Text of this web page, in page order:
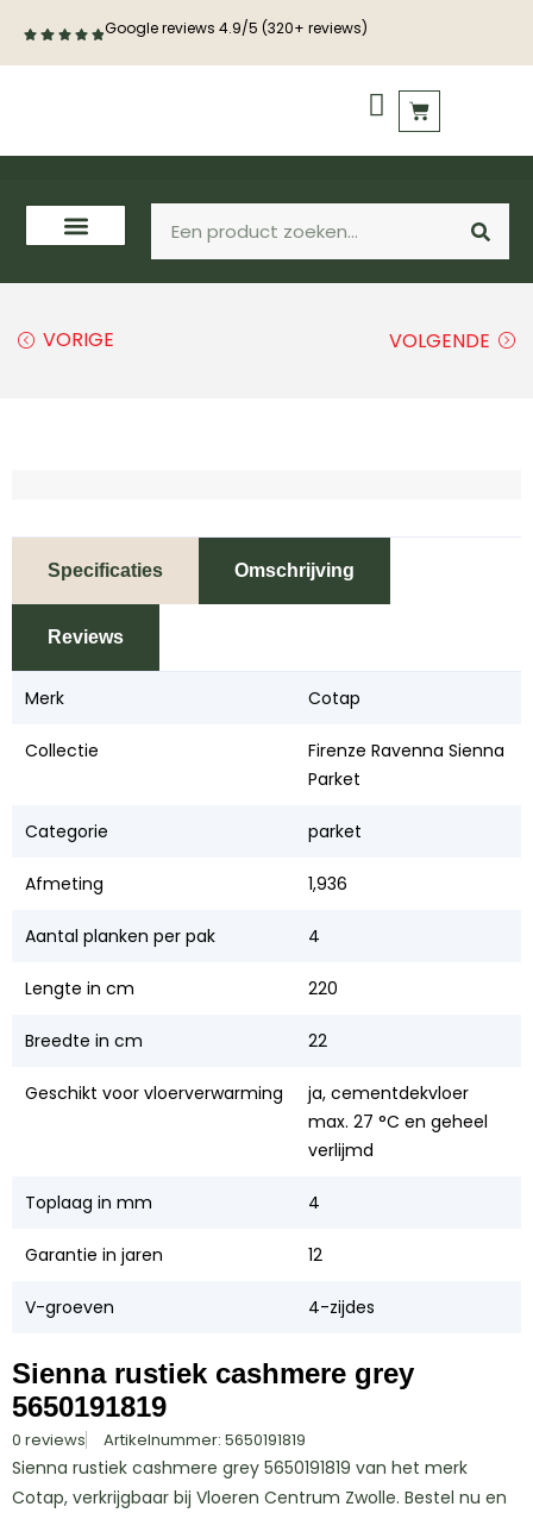
Google reviews 4.9/5 (320+ reviews)
VORIGE VOLGENDE
Specificaties Omschrijving
Reviews
Merk Cotap
Collectie
Firenze Ravenna Sienna
Parket
Categorie parket
Afmeting 1,936
Aantal planken per pak 4
Lengte in cm 220
Breedte in cm 22
Geschikt voor vloerverwarming
ja, cementdekvloer
max. 27 °C en geheel
verlijmd
Toplaag in mm 4
Garantie in jaren 12
V-groeven 4-zijdes
Sienna rustiek cashmere grey
5650191819
0 reviews Artikelnummer: 5650191819
Sienna rustiek cashmere grey 5650191819 van het merk
Cotap, verkrijgbaar bij Vloeren Centrum Zwolle. Bestel nu en